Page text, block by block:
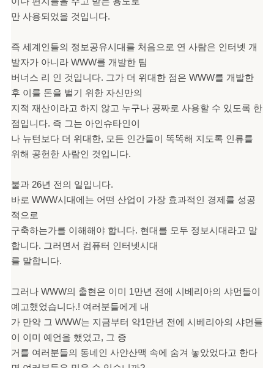
만 사용되었을 것입니다.
즉 세계인들의 정보공유시대를 처음으로 연 사람은 인터 넷 개
발자가 아니라 WWW를 개발한 팀
버너스 리 인 것입니다. 그가 더 위대한 점은 WWW를 개발한
후 이를 돈을 벌기 위한 자신만의
지적 재산이라고 하지 않고 누구나 공짜로 사용할 수 있도록 한
점입니다. 즉 그는 아인슈타인이
나 뉴턴보다 더 위대한, 모든 인간들이 똑똑해 지도록 인류를
위해 공헌한 사람인 것입니다.
불과 26년 전의 일입니다.
바로 WWW시대에는 어떤 산업이 가장 효과적인 경제를 성공
적으로
구축하는가를 이해해야 합니다. 현대를 모두 정보시대라고 말
합니다. 그러면서 컴퓨터 인터넷시대
를 말합니다.
그러나 WWW의 출현은 이미 1만년 전에 시베리아의 샤먼들이
예고했었습니다.! 여러분들에게 내
가 만약 그 WWW는 지금부터 약1만년 전에 시베리아의 샤먼들
이 이미 예언을 했었고, 그 증
거를 여러분들의 동네인 사얀산맥 속에 숨겨 놓았었다고 한다